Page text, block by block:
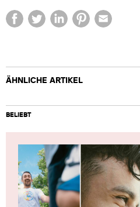
ÄHNLICHE ARTIKEL
BELIEBT